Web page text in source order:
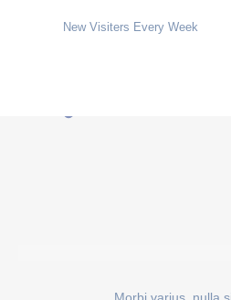
New Visiters Every Week